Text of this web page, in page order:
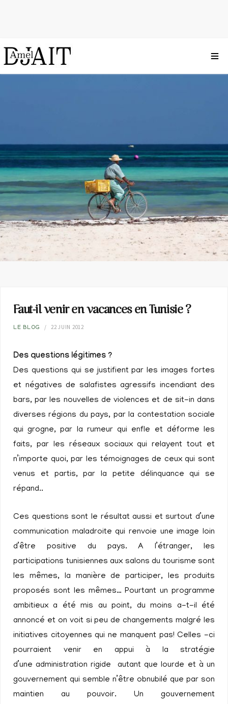
Faut-il venir en vacances en Tunisie ?
LE BLOG 22 JUIN 2012
Des questions légitimes ?
Des questions qui se justifient par les images fortes
et négatives de salafistes agressifs incendiant des
bars, par les nouvelles de violences et de sit-in dans
diverses régions du pays, par la contestation sociale
qui grogne, par la rumeur qui enfle et déforme les
faits, par les réseaux sociaux qui relayent tout et
n’importe quoi, par les témoignages de ceux qui sont
venus et partis, par la petite délinquance qui se
répand..
Ces questions sont le résultat aussi et surtout d’une
communication maladroite qui renvoie une image loin
d’être positive du pays. A l’étranger, les
participations tunisiennes aux salons du tourisme sont
les mêmes, la manière de participer, les produits
proposés sont les mêmes… Pourtant un programme
ambitieux a été mis au point, du moins a-t-il été
annoncé et on voit si peu de changements malgré les
initiatives citoyennes qui ne manquent pas! Celles -ci
pourraient venir en appui à la stratégie
d’une administration rigide autant que lourde et à un
gouvernement qui semble n’être obnubilé que par son
maintien au pouvoir. Un gouvernement